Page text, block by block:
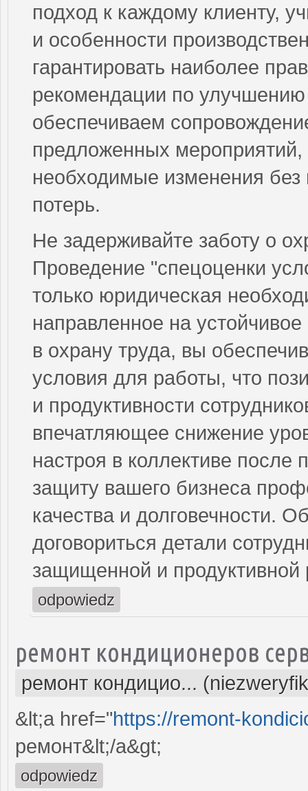
подход к каждому клиенту,
и особенности
гарантировать наиболее
рекомендации по
обеспечиваем
предложенных мероприятий,
необходимые изменения
потерь.
Не задерживайте заботу о
Проведение "спецоценки
только юридическая
направленное на
в охрану труда, вы
условия для работы, что
и продуктивности
впечатляющее снижение
настроя в коллективе
защиту вашего бизнеса
качества и долговечности.
договориться детали
защищенной и продуктивной
odpowiedz
ремонт кондиционеров
ремонт кондицио...
&lt;a href="https://remont-
ремонт&lt;/a&gt;
odpowiedz